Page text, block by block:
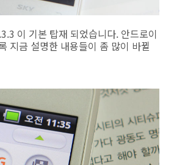
이 기본 탑재 되었습니다. 안드로이
지금 설명한 내용들이 좀 많이 바뀔